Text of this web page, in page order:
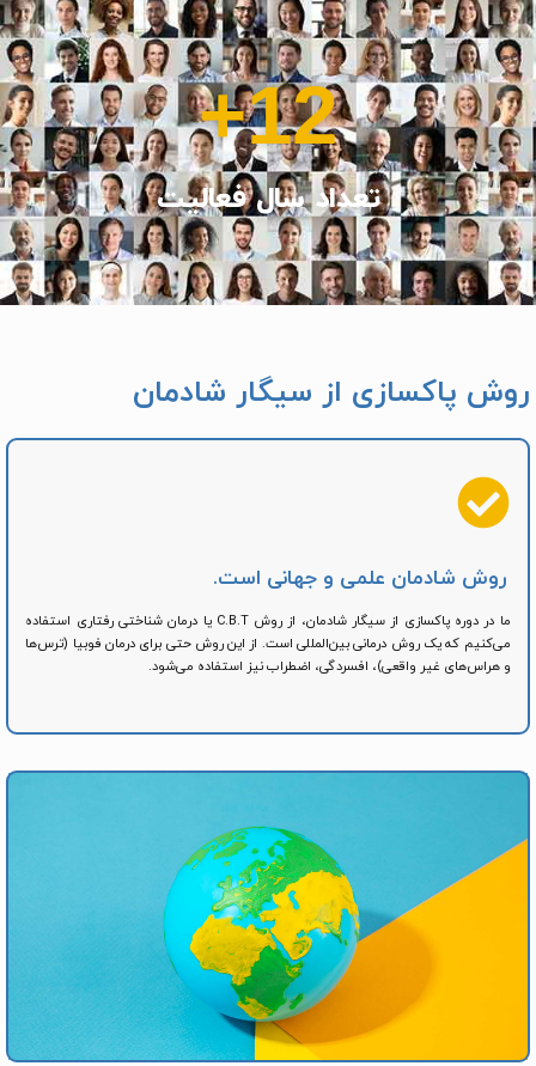
تعداد سال فعالیت
12
+
روش پاکسازی از سیگار شادمان
روش شادمان علمی و جهانی‌ است.
ما در دوره پاکسازی از سیگار شادمان، از روش C.B.T یا درمان شناختی رفتاری استفاده
می‌کنیم که یک روش درمانی بین‌المللی است. از این روش حتی برای درمان فوبیا (ترس‌ها
و هراس‌های غیر واقعی)، افسردگی، اضطراب نیز استفاده می‌شود.